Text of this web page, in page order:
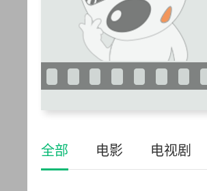
全部 电影 电视剧